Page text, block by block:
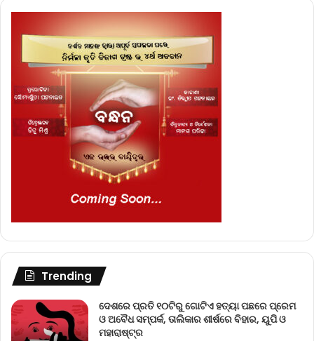
Trending
ଦେଶରେ ପ୍ରତି ୧୦ଟିରୁ ଗୋଟିଏ ହତ୍ୟା ପଛରେ ପ୍ରେମ
ଓ ଅବୈଧ ସମ୍ପର୍କ, ତାଲିକାର ଶୀର୍ଷରେ ବିହାର, ୟୁପି ଓ
ମହାରାଷ୍ଟ୍ର